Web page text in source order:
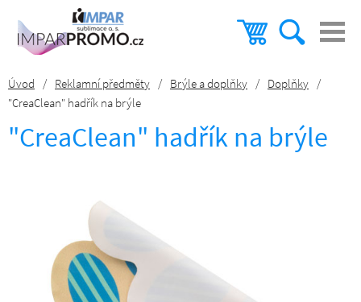
Úvod / Reklamní předměty / Brýle a doplňky / Doplňky /
"CreaClean" hadřík na brýle
"CreaClean" hadřík na brýle